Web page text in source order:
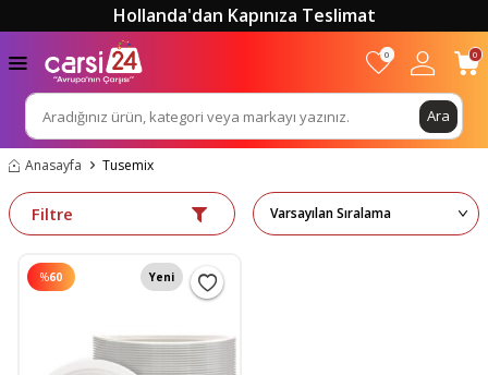
Hollanda'dan Kapınıza Teslimat
Ara
0 0
Anasayfa Tusemix
Filtre
%60 Yeni